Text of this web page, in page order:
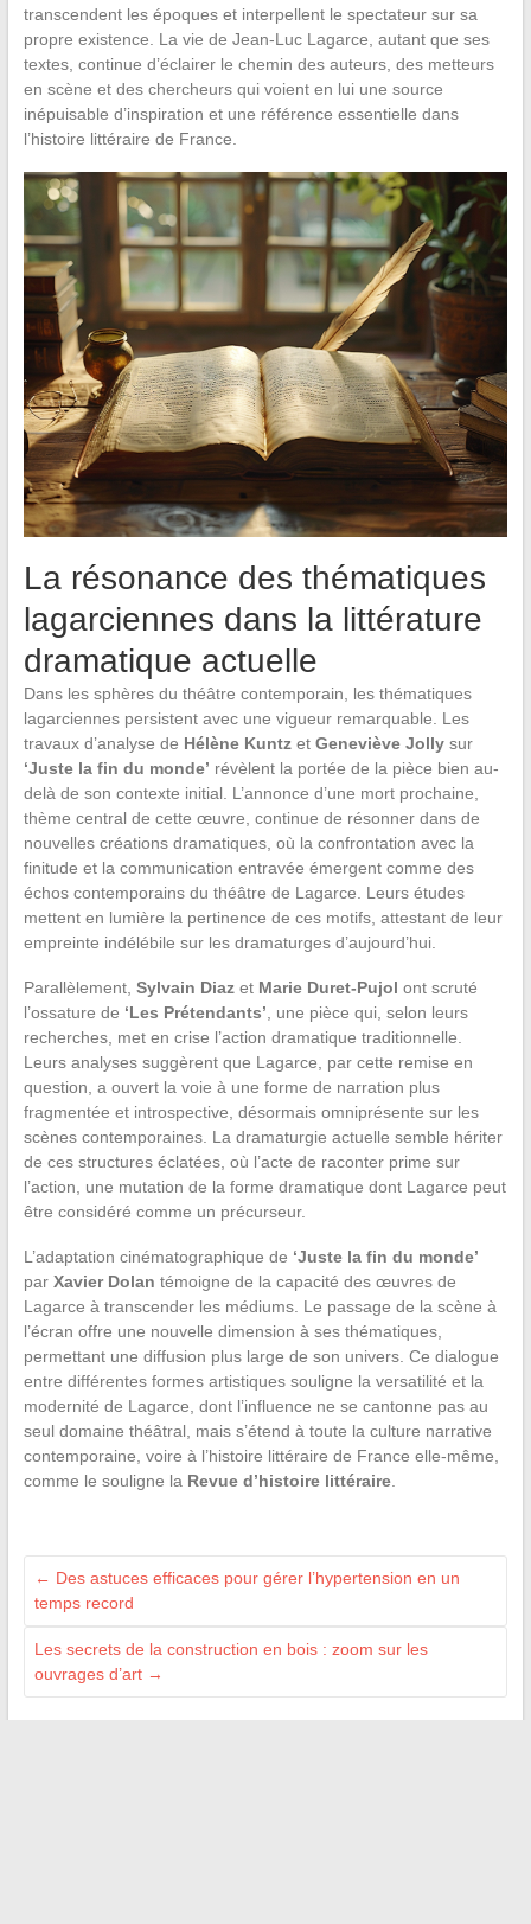
transcendent les époques et interpellent le spectateur sur sa
propre existence. La vie de Jean-Luc Lagarce, autant que ses
textes, continue d’éclairer le chemin des auteurs, des metteurs
en scène et des chercheurs qui voient en lui une source
inépuisable d’inspiration et une référence essentielle dans
l’histoire littéraire de France.
La résonance des thématiques
lagarciennes dans la littérature
dramatique actuelle
Dans les sphères du théâtre contemporain, les thématiques
lagarciennes persistent avec une vigueur remarquable. Les
travaux d’analyse de Hélène Kuntzet Geneviève Jollysur
‘Juste la fin du monde’ révèlent la portée de la pièce bien au-
delà de son contexte initial. L’annonce d’une mort prochaine,
thème central de cette œuvre, continue de résonner dans de
nouvelles créations dramatiques, où la confrontation avec la
finitude et la communication entravée émergent comme des
échos contemporains du théâtre de Lagarce. Leurs études
mettent en lumière la pertinence de ces motifs, attestant de leur
empreinte indélébile sur les dramaturges d’aujourd’hui.
Parallèlement, Sylvain Diazet Marie Duret-Pujol ont scruté
l’ossature de ‘Les Prétendants’ , une pièce qui, selon leurs
recherches, met en crise l’action dramatique traditionnelle.
Leurs analyses suggèrent que Lagarce, par cette remise en
question, a ouvert la voie à une forme de narration plus
fragmentée et introspective, désormais omniprésente sur les
scènes contemporaines. La dramaturgie actuelle semble hériter
de ces structures éclatées, où l’acte de raconter prime sur
l’action, une mutation de la forme dramatique dont Lagarce peut
être considéré comme un précurseur.
L’adaptation cinématographique de ‘Juste la fin du monde’
par Xavier Dolan témoigne de la capacité des œuvres de
Lagarce à transcender les médiums. Le passage de la scène à
l’écran offre une nouvelle dimension à ses thématiques,
permettant une diffusion plus large de son univers. Ce dialogue
entre différentes formes artistiques souligne la versatilité et la
modernité de Lagarce, dont l’influence ne se cantonne pas au
seul domaine théâtral, mais s’étend à toute la culture narrative
contemporaine, voire à l’histoire littéraire de France elle-même,
comme le souligne la Revue d’histoire littéraire.
← Des astuces efficaces pour gérer l’hypertension en un
temps record
Les secrets de la construction en bois : zoom sur les
ouvrages d’art →